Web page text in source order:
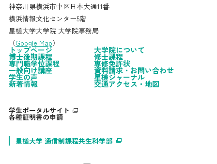
神奈川県横浜市中区日本大通11番
横浜情報文化センター5階
星槎大学大学院 大学院事務局
（Google Map）
トップページ 大学院について
博士後期課程 修士課程
専門職学位課程 専修免許状
一般向け講座 資料請求・お問い合わせ
学生の声 星槎ジャーナル
新着情報 交通アクセス・地図
学生ポータルサイト
各種証明書の申請
星槎大学 通信制課程共生科学部